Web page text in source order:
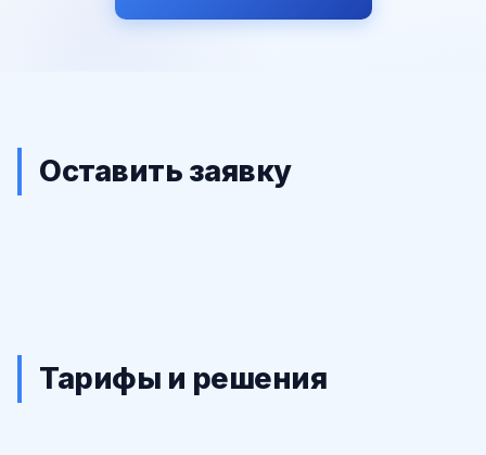
Оставить заявку
Тарифы и решения